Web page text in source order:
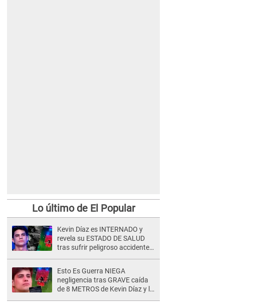
Lo último de El Popular
Kevin Díaz es INTERNADO y
revela su ESTADO DE SALUD
tras sufrir peligroso accidente
Esto Es Guerra NIEGA
negligencia tras GRAVE caída
de 8 METROS de Kevin Díaz y lo